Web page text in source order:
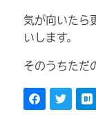
気が向いたら
いします。
そのうちただ